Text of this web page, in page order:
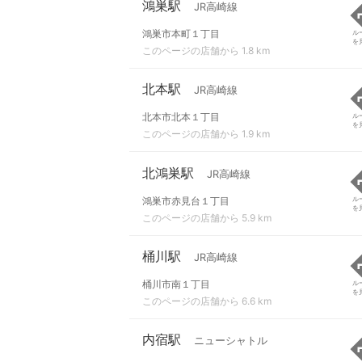
鴻巣駅 JR高崎線
鴻巣市本町１丁目
このページの店舗から 1.8 km
ル
を
北本駅 JR高崎線
北本市北本１丁目
このページの店舗から 1.9 km
ル
を
北鴻巣駅 JR高崎線
鴻巣市赤見台１丁目
このページの店舗から 5.9 km
ル
を
桶川駅 JR高崎線
桶川市南１丁目
このページの店舗から 6.6 km
ル
を
内宿駅 ニューシャトル